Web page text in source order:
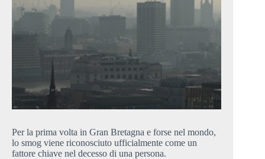
Per la prima volta in Gran Bretagna e forse nel mondo,
lo smog viene riconosciuto ufficialmente come un
fattore chiave nel decesso di una persona.